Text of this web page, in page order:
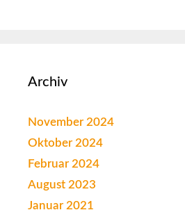
Archiv
November 2024
Oktober 2024
Februar 2024
August 2023
Januar 2021